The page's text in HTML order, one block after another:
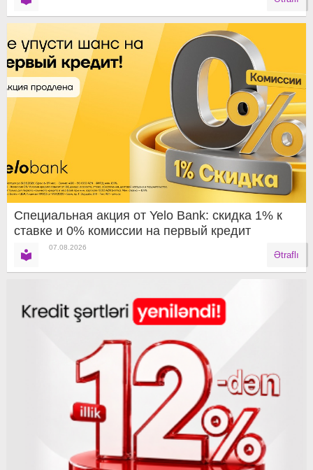
Специальная акция от Yelo Bank: скидка 1% к
ставке и 0% комиссии на первый кредит
07.08.2026
Ətraflı